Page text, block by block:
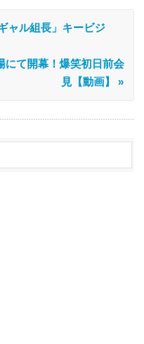
ャル組長」キービジ
にて開幕！爆笑初日前会
見【動画】 »